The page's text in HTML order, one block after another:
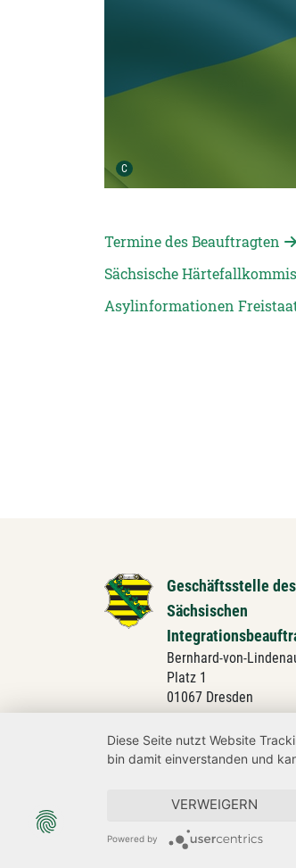
C
Termine des Beauftragten
Sächsische
Asylinformationen
Geschäftsstelle des
Sächsischen
Bernhard-von-
Platz 1
01067 Dresden
Diese Seite nutzt Website
bin damit einverstanden und
VERWEIGERN
Powered by